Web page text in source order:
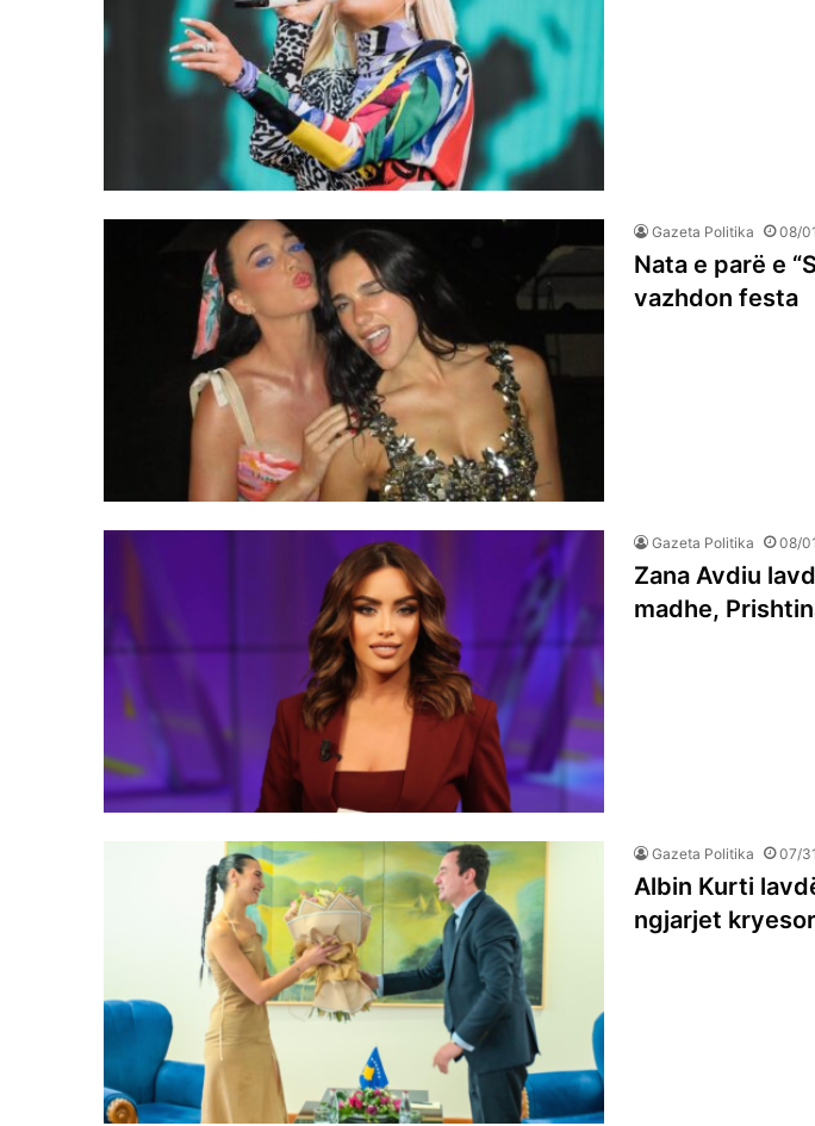
Gazeta Politika 08/
Nata e parë e
vazhdon festa
Gazeta Politika 08/
Zana Avdiu
madhe,
Gazeta Politika 07/
Albin Kurti
ngjarjet